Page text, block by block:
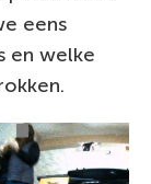
eens
en welke